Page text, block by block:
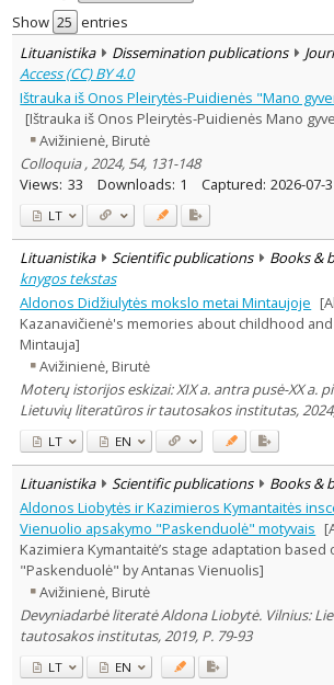
Dissemination publications
Document Type:
Books & books parts 5
Journal articles 6
Dissertations 1
Subject area:
History
5
Literary Studies 9
Arts 1
Theatrology
Text language
Country of publication
Historical periods
Lithuanian place names
Subject
Journal
Show
entries
Lituanistika
Dissemination publications
Access (CC) BY 4.0
Ištrauka iš Onos Pleirytės-Puidienės "Mano
[Ištrauka iš Onos Pleirytės-Puidienės Mano
Avižinienė, Birutė
Colloquia , 2024, 54, 131-148
Views: 33 Downloads: 1 Captured: 2026-07-
LT
Lituanistika Scientific publications
Books &
knygos tekstas
Aldonos Didžiulytės mokslo metai Mintaujoje
Kazanavičienė's memories about childhood
Mintauja]
Avižinienė, Birutė
Moterų istorijos eskizai: XIX a. antra pusė-XX a.
Lietuvių literatūros ir tautosakos institutas, 2024,
LT EN
Lituanistika Scientific publications Books &
Aldonos Liobytės ir Kazimieros Kymantaitės
Vienuolio apsakymo "Paskenduolė" motyvais
Kazimiera Kymantaitė’s stage adaptation
"Paskenduolė" by Antanas Vienuolis]
Avižinienė, Birutė
Devyniadarbė literatė Aldona Liobytė. Vilnius:
tautosakos institutas, 2019, P. 79-93
LT EN